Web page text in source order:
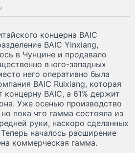
концерна BAIC
BAIC Yinxiang,
в Чунцине и продавало
в юго-западных
него оперативно была
BAIC Ruixiang, которая
концерну BAIC, а 61% держит
Уже осенью производство
пока что гамма состояла из
руки, наскоро сделанных
началось расширение
коммерческая гамма.